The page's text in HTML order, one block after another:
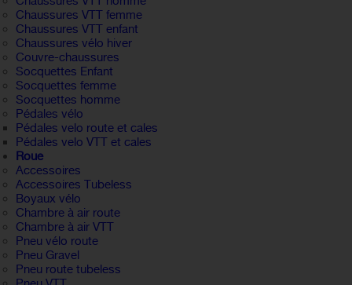
Chaussures VTT femme
Chaussures VTT enfant
Chaussures vélo hiver
Couvre-chaussures
Socquettes Enfant
Socquettes femme
Socquettes homme
Pédales vélo
Pédales velo route et cales
Pédales velo VTT et cales
Roue
Accessoires
Accessoires Tubeless
Boyaux vélo
Chambre à air route
Chambre à air VTT
Pneu vélo route
Pneu Gravel
Pneu route tubeless